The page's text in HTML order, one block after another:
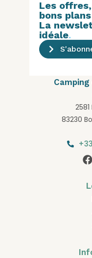
83230
Les
bons plans
La
idéale.